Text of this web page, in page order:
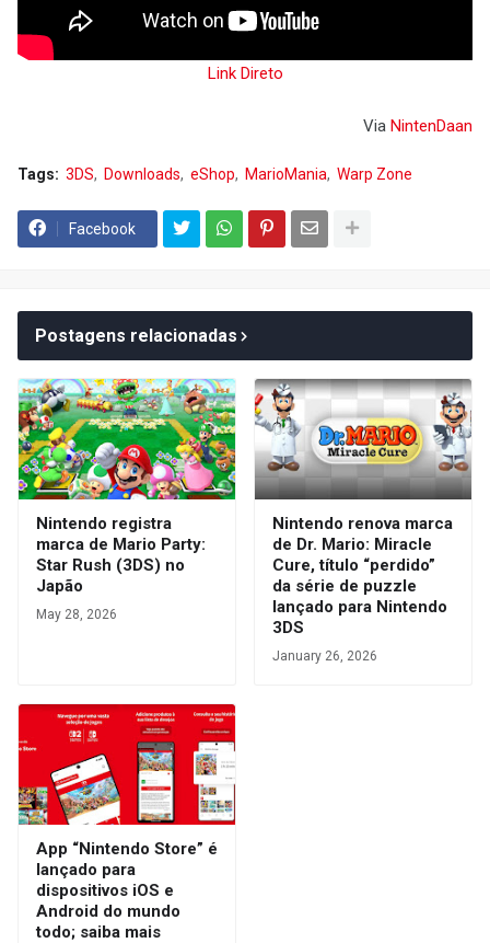
Link Direto
Via NintenDaan
Tags: 3DS Downloads eShop MarioMania Warp Zone
Facebook
Postagens relacionadas
Nintendo registra
marca de Mario Party:
Star Rush (3DS) no
Japão
May 28, 2026
Nintendo renova marca
de Dr. Mario: Miracle
Cure, título “perdido”
da série de puzzle
lançado para Nintendo
3DS
January 26, 2026
App “Nintendo Store” é
lançado para
dispositivos iOS e
Android do mundo
todo; saiba mais